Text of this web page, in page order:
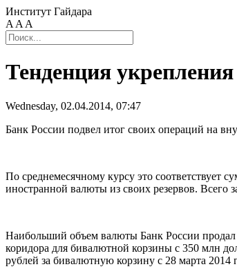
Институт Гайдара
A A A
Тенденция
Wednesday, 02.04.2014, 07:47
Банк России подвел итог своих операций на
По среднемесячному курсу это соответствует
иностранной валюты из своих резервов. Всего
Наибольший объем валюты Банк России
коридора для бивалютной корзины с 350 млн
рублей за бивалютную корзину с 28 марта 2014